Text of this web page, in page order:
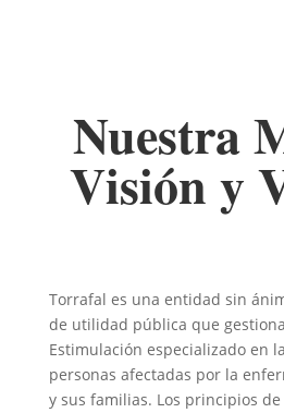
Nuestra
Visión y
Torrafal es una entidad sin
de utilidad pública que
Estimulación especializado en
personas afectadas por la
y sus familias. Los principios